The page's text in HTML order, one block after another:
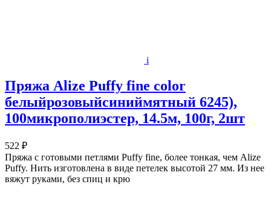
i
Пряжа Alize Puffy fine color
белыйрозовыйсиниймятный 6245),
100микрополиэстер, 14.5м, 100г, 2шт
522 ₽
Пряжа с готовыми петлями Puffy fine, более тонкая, чем Alize
Puffy. Нить изготовлена в виде петелек высотой 27 мм. Из нее
вяжут руками, без спиц и крю